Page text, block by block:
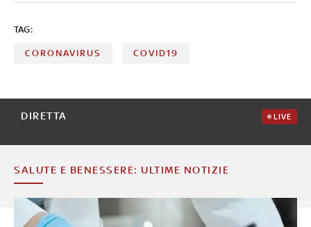
TAG:
CORONAVIRUS COVID19
DIRETTA LIVE
SALUTE E BENESSERE: ULTIME NOTIZIE